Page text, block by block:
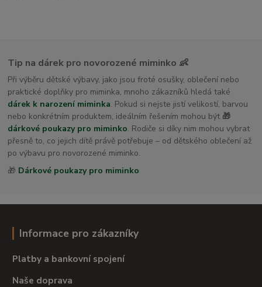
Tip na dárek pro novorozené miminko 👶
Při výběru dětské výbavy, jako jsou froté osušky, oblečení nebo
praktické doplňky pro miminka, mnoho zákazníků hledá také
dárek k narození miminka. Pokud si nejste jistí velikostí, barvou
nebo konkrétním produktem, ideálním řešením mohou být 🎁
dárkové poukazy pro miminko. Rodiče si díky nim mohou vybrat
přesně to, co jejich dítě právě potřebuje – od dětského oblečení až
po výbavu pro novorozené miminko.
🎁 Dárkové poukazy pro miminko
Informace pro zákazníky
Platby a bankovní spojení
Naše doprava